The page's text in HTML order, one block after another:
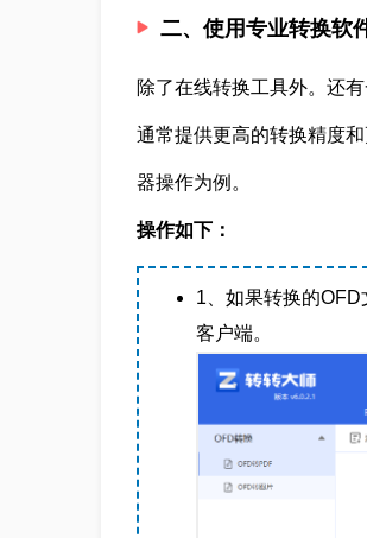
二、使用专业转换软
除了在线转换工具外。还
通常提供更高的转换精度
器操作为例。
操作如下：
1、如果转换的
客户端。